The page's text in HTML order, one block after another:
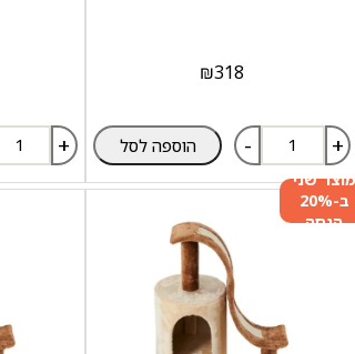
₪318
- + הוספה לסל +
שני
ב-20%
הנחה